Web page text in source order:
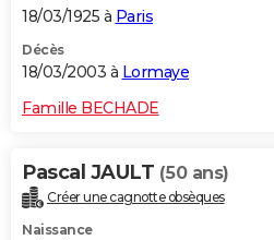
18/03/1925 à Paris
Décès
18/03/2003 à Lormaye
Famille BECHADE
Pascal JAULT (50 ans)
Créer une cagnotte obsèques
Naissance